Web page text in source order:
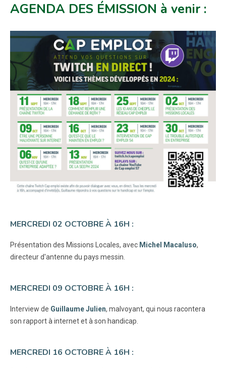
AGENDA DES ÉMISSION à venir :
MERCREDI 02 OCTOBRE À 16H :
Présentation des Missions Locales, avec Michel Macaluso,
directeur d'antenne du pays messin.
MERCREDI 09 OCTOBRE À 16H :
Interview de Guillaume Julien, malvoyant, qui nous racontera
son rapport à internet et à son handicap.
MERCREDI 16 OCTOBRE À 16H :